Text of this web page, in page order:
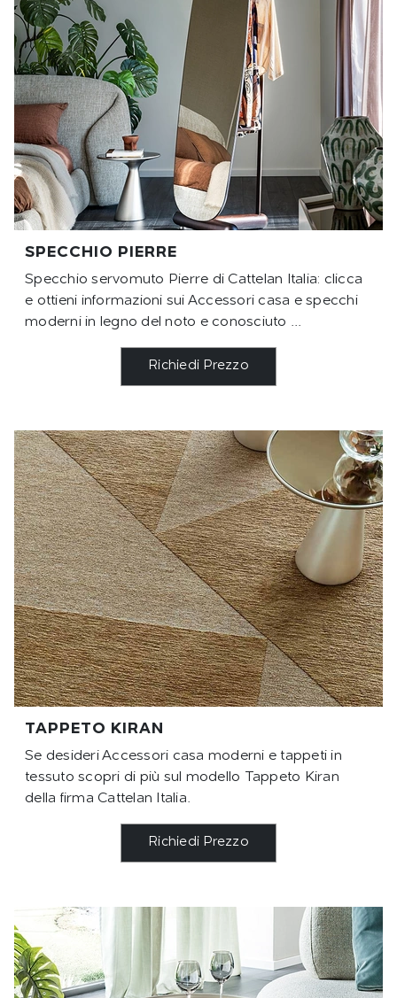
SPECCHIO PIERRE
Specchio servomuto Pierre di Cattelan Italia: clicca
e ottieni informazioni sui Accessori casa e specchi
moderni in legno del noto e conosciuto ...
Richiedi Prezzo
TAPPETO KIRAN
Se desideri Accessori casa moderni e tappeti in
tessuto scopri di più sul modello Tappeto Kiran
della firma Cattelan Italia.
Richiedi Prezzo